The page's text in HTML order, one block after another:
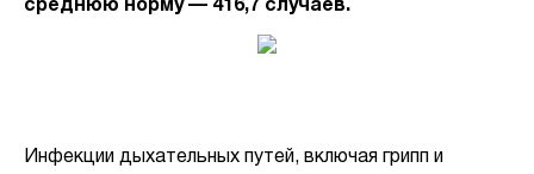
среднюю норму — 416,7 случаев.
Инфекции дыхательных путей, включая грипп и